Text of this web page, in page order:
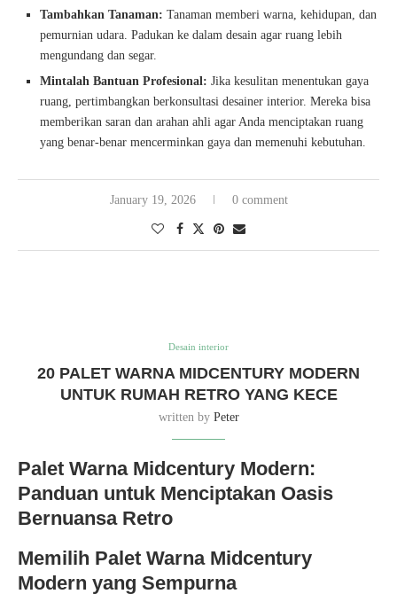
Tambahkan Tanaman: Tanaman memberi warna, kehidupan, dan
pemurnian udara. Padukan ke dalam desain agar ruang lebih
mengundang dan segar.
Mintalah Bantuan Profesional: Jika kesulitan menentukan gaya
ruang, pertimbangkan berkonsultasi desainer interior. Mereka bisa
memberikan saran dan arahan ahli agar Anda menciptakan ruang
yang benar-benar mencerminkan gaya dan memenuhi kebutuhan.
January 19, 2026 0 comment
Desain interior
20 PALET WARNA MIDCENTURY MODERN
UNTUK RUMAH RETRO YANG KECE
written by Peter
Palet Warna Midcentury Modern:
Panduan untuk Menciptakan Oasis
Bernuansa Retro
Memilih Palet Warna Midcentury
Modern yang Sempurna